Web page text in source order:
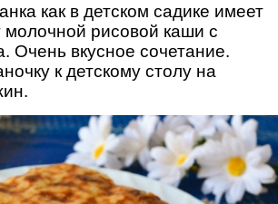
как в детском садике имеет
молочной рисовой каши с
Очень вкусное сочетание.
к детскому столу на